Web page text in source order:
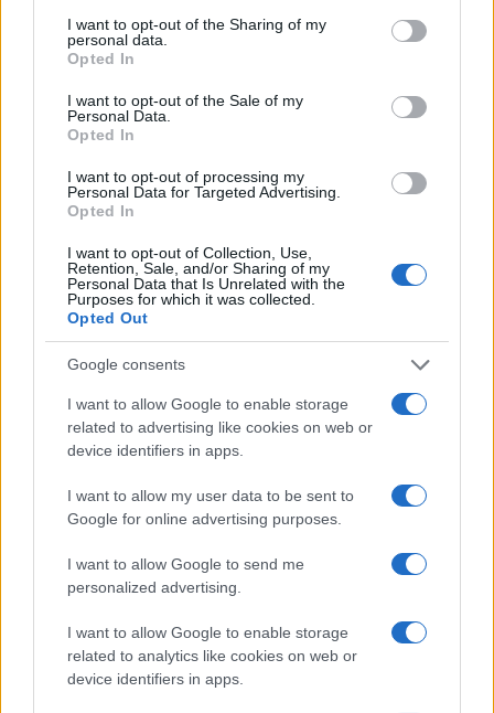
not limited to your visit or usage behaviour. You may click to
grant or deny consent to Google and its third-party tags to
use your data for below specified purposes in below Google
consent section.
I want to opt-out of the Sharing of my
personal data.
Opted In
I want to opt-out of the Sale of my
Personal Data.
Opted In
I want to opt-out of processing my
Personal Data for Targeted Advertising.
Opted In
I want to opt-out of Collection, Use,
Retention, Sale, and/or Sharing of my
Personal Data that Is Unrelated with the
Purposes for which it was collected.
Opted Out
Google consents
I want to allow Google to enable storage
related to advertising like cookies on web or
device identifiers in apps.
I want to allow my user data to be sent to
Google for online advertising purposes.
I want to allow Google to send me
personalized advertising.
I want to allow Google to enable storage
related to analytics like cookies on web or
device identifiers in apps.
Dove sta il Killer di
#Casalotti, tanti
cittadini…
Una tragedia familiare: il nipote si
difende dopo l’omicidio
18 ore fa